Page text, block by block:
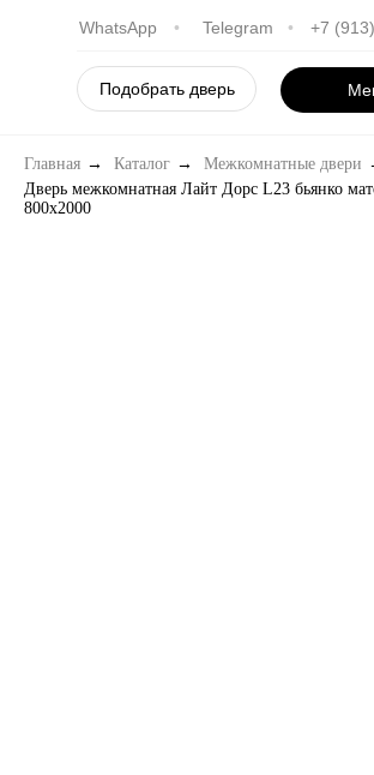
WhatsApp •
Telegram
• +7
Подобрать дверь
Главная → Каталог → Межкомнатные двери
Дверь межкомнатная Лайт Дорс L23 бьянко
800х2000